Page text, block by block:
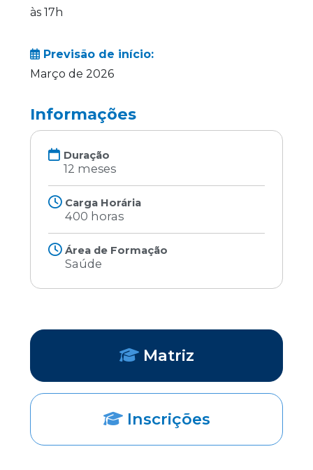
às 17h
Previsão de início:
Março de 2026
Informações
Duração
12 meses
Carga Horária
400 horas
Área de Formação
Saúde
Matriz
Inscrições